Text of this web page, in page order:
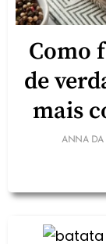
Como
de
mais
ANNA DA